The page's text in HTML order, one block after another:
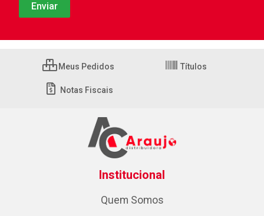
Meus Pedidos Títulos
Notas Fiscais
Institucional
Quem Somos